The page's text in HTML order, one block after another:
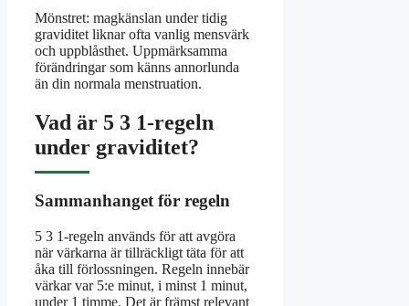
Mönstret: magkänslan under tidig
graviditet liknar ofta vanlig mensvärk
och uppblåsthet. Uppmärksamma
förändringar som känns annorlunda
än din normala menstruation.
Vad är 5 3 1-regeln
under graviditet?
Sammanhanget för regeln
5 3 1-regeln används för att avgöra
när värkarna är tillräckligt täta för att
åka till förlossningen. Regeln innebär
värkar var 5:e minut, i minst 1 minut,
under 1 timme. Det är främst relevant